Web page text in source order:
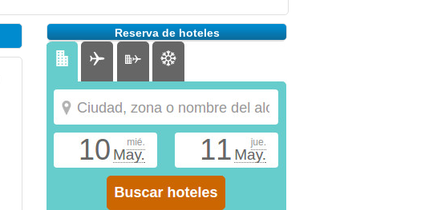
Reserva de hoteles